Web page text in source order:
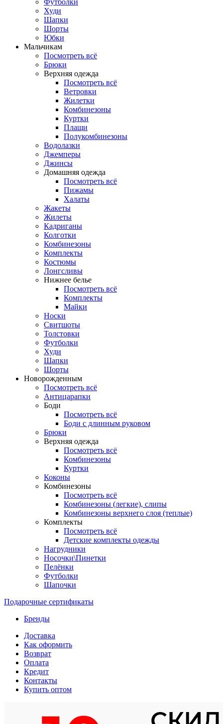
Худи
Шапки
Шорты
Юбки
Мальчикам
Посмотреть всё
Брюки
Верхняя одежда
Посмотреть всё
Ветровки
Жилетки
Комбинезоны
Куртки
Плащи
Полукомбинезоны
Водолазки
Джемперы
Джинсы
Домашняя одежда
Посмотреть всё
Пижамы
Халаты
Жакеты
Жилеты
Кадриганы
Колготки
Комбинезоны
Комплекты
Костюмы
Лонгсливы
Нижнее белье
Посмотреть всё
Комплекты
Майки
Носки
Свитшоты
Толстовки
Футболки
Худи
Шапки
Шорты
Новорожденным
Посмотреть всё
Антицарапки
Боди
Посмотреть всё
Боди с длинным руковом
Брюки
Верхняя одежда
Посмотреть всё
Комбинезоны
Куртки
Коконы
Комбинезоны
Посмотреть всё
Комбинезоны (легкие), слипы
Комбинезоны верхнего слоя (теплые)
Комплекты
Посмотреть всё
Детские комплекты одежды
Нагрудники
Носочки\Пинетки
Пелёнки
Футболки
Шапочки
Подарочные сертификаты
Бренды
Доставка
Как оформить
Возврат
Оплата
Кредит
Контакты
Купить оптом